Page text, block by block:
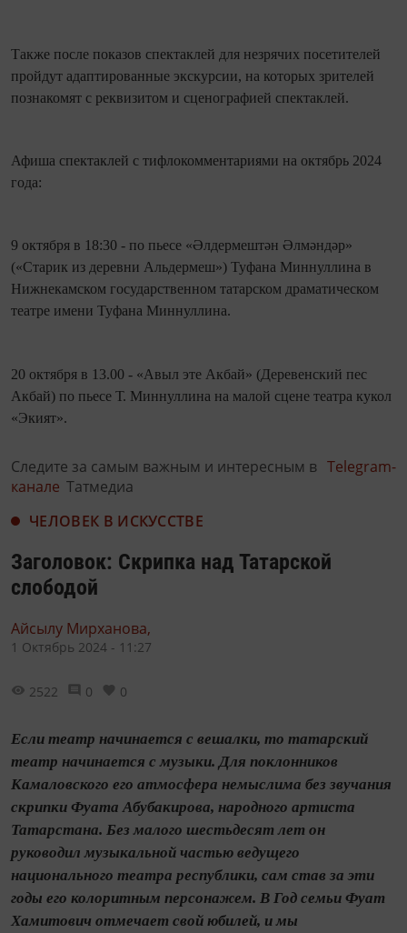
Также после показов спектаклей для незрячих посетителей
пройдут адаптированные экскурсии, на которых зрителей
познакомят с реквизитом и сценографией спектаклей.
Афиша спектаклей с тифлокомментариями на октябрь 2024
года:
9 октября в 18:30 - по пьесе «Әлдермештән Әлмәндәр»
(«Старик из деревни Альдермеш») Туфана Миннуллина в
Нижнекамском государственном татарском драматическом
театре имени Туфана Миннуллина.
20 октября в 13.00 - «Авыл эте Акбай» (Деревенский пес
Акбай) по пьесе Т. Миннуллина на малой сцене театра кукол
«Экият».
Следите за самым важным и интересным в Telegram-
канале Татмедиа
ЧЕЛОВЕК В ИСКУССТВЕ
Заголовок: Скрипка над Татарской
слободой
Айсылу Мирханова,
1 Октябрь 2024 - 11:27
2522 0 0
Если театр начинается с вешалки, то татарский
театр начинается с музыки. Для поклонников
Камаловского его атмо­сфера немыслима без звучания
скрипки Фуата Абубакирова, народного артиста
Татарстана. Без малого шестьдесят лет он
руководил музыкальной частью ведущего
национального театра республики, сам став за эти
годы его колоритным персонажем. В Год семьи Фуат
Хамитович отмечает свой юбилей, и мы